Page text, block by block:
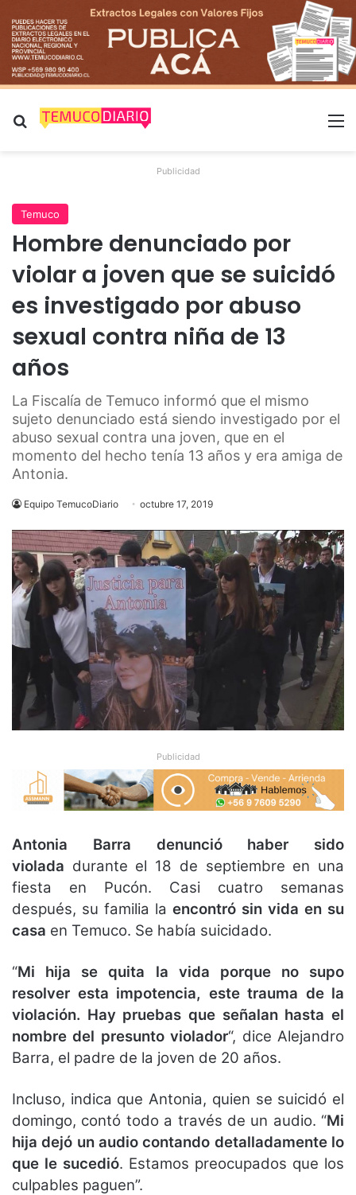
Buscar por
Publicidad
Temuco
Hombre denunciado por
violar a joven que se suicidó
es investigado por abuso
sexual contra niña de 13
años
La Fiscalía de Temuco informó que el mismo
sujeto denunciado está siendo investigado por el
abuso sexual contra una joven, que en el
momento del hecho tenía 13 años y era amiga de
Antonia.
Equipo TemucoDiario octubre 17, 2019
Publicidad
Antonia Barra
denunció haber sido
violada durante el 18 de septiembre en una
fiesta en Pucón. Casi cuatro semanas
después, su familia la encontró sin vida en su
casa en Temuco. Se había suicidado.
“Mi hija se quita la vida porque no supo
resolver esta impotencia, este trauma de la
violación. Hay pruebas que señalan hasta el
nombre del presunto violador“, dice Alejandro
Barra, el padre de la joven de 20 años.
Incluso, indica que Antonia, quien se suicidó el
domingo, contó todo a través de un audio. “Mi
hija dejó un audio contando detalladamente lo
que le sucedió. Estamos preocupados que los
culpables paguen”.